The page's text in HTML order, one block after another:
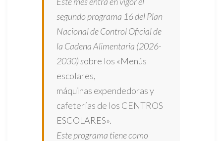
segundo programa 16 del Plan
Nacional de Control Oficial de
la Cadena Alimentaria (2026-
2030) sobre los «Menús
escolares,
máquinas expendedoras y
cafeterías de los CENTROS
ESCOLARES».
Este programa tiene como